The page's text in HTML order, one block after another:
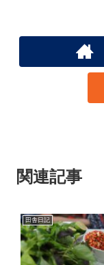
関連記事
田舎日記